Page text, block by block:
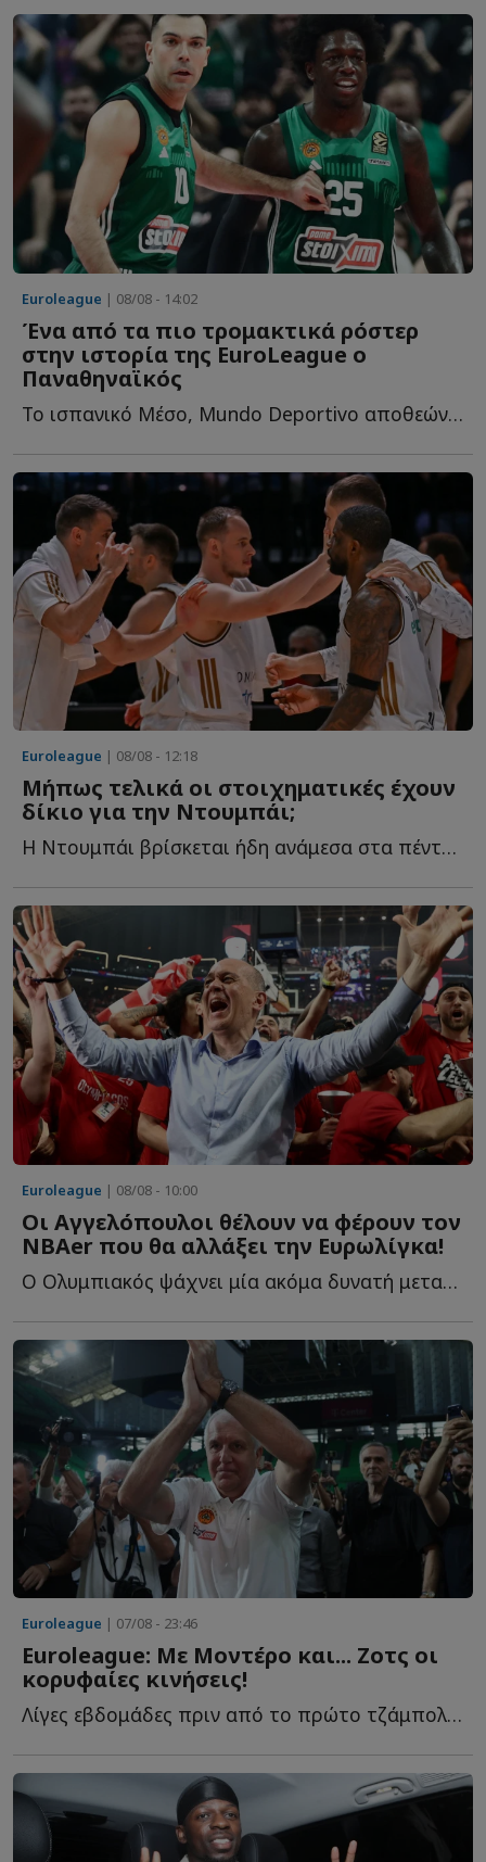
Euroleague | 08/08 - 14:02
Ένα από τα πιο τρομακτικά ρόστερ
στην ιστορία της EuroLeague ο
Παναθηναϊκός
Το ισπανικό Μέσο, Mundo Deportivo αποθεώνει το ρόστερ του «...
Euroleague | 08/08 - 12:18
Μήπως τελικά οι στοιχηματικές έχουν
δίκιο για την Ντουμπάι;
Η Ντουμπάι βρίσκεται ήδη ανάμεσα στα πέντε μεγαλύτερα φ...
Euroleague | 08/08 - 10:00
Οι Αγγελόπουλοι θέλουν να φέρουν τον
NBAer που θα αλλάξει την Ευρωλίγκα!
Ο Ολυμπιακός ψάχνει μία ακόμα δυνατή μεταγραφή και ξ...
Euroleague | 07/08 - 23:46
Euroleague: Με Μοντέρο και... Ζοτς οι
κορυφαίες κινήσεις!
Λίγες εβδομάδες πριν από το πρώτο τζάμπολ της σεζόν 20...